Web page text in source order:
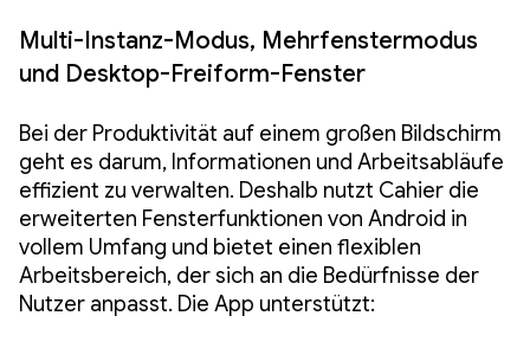
Multi-Instanz-Modus, Mehrfenstermodus
und Desktop-Freiform-Fenster
Bei der Produktivität auf einem großen Bildschirm
geht es darum, Informationen und Arbeitsabläufe
effizient zu verwalten. Deshalb nutzt Cahier die
erweiterten Fensterfunktionen von Android in
vollem Umfang und bietet einen flexiblen
Arbeitsbereich, der sich an die Bedürfnisse der
Nutzer anpasst. Die App unterstützt: